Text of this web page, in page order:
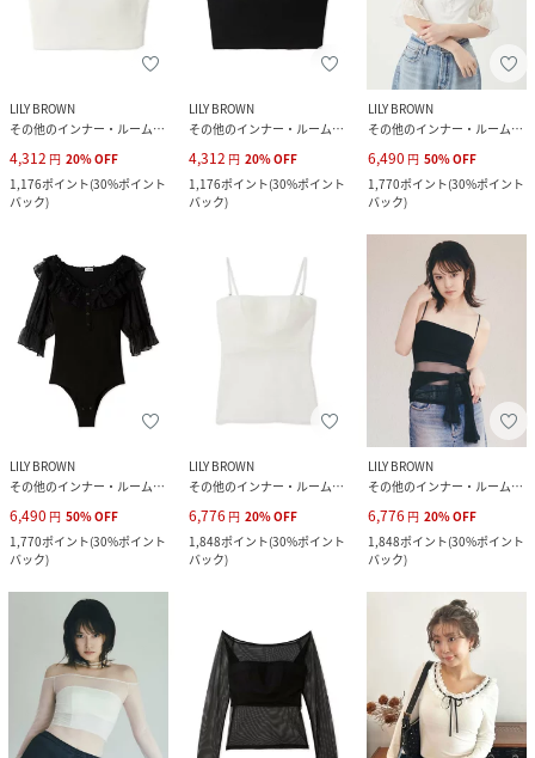
LILY BROWN
その他のインナー・ルームウェア
4,312 円 20%OFF
1,176ポイント(30%ポイント
バック)
LILY BROWN
その他のインナー・ルームウェア
4,312 円 20%OFF
1,176ポイント(30%ポイント
バック)
LILY BROWN
その他のインナー・ルームウェア
6,490 円 50%OFF
1,770ポイント(30%ポイント
バック)
LILY BROWN
その他のインナー・ルームウェア
6,490 円 50%OFF
1,770ポイント(30%ポイント
バック)
LILY BROWN
その他のインナー・ルームウェア
6,776 円 20%OFF
1,848ポイント(30%ポイント
バック)
LILY BROWN
その他のインナー・ルームウェア
6,776 円 20%OFF
1,848ポイント(30%ポイント
バック)